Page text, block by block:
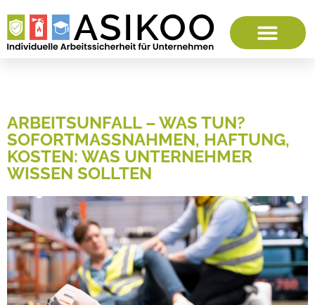
ARBEITSUNFALL – WAS TUN?
SOFORTMASSNAHMEN, HAFTUNG, K
OSTEN: WAS UNTERNEHMER W
ISSEN SOLLTEN